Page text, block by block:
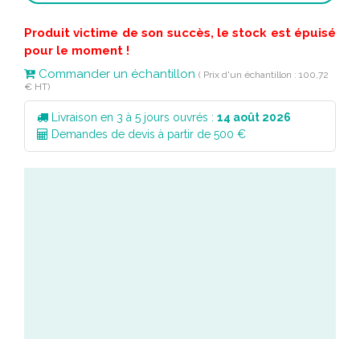
Produit victime de son succès, le stock est épuisé
pour le moment !
Commander un échantillon ( Prix d'un échantillon : 100,72
€ HT)
Livraison en 3 à 5 jours ouvrés : 14 août 2026
Demandes de devis à partir de 500 €